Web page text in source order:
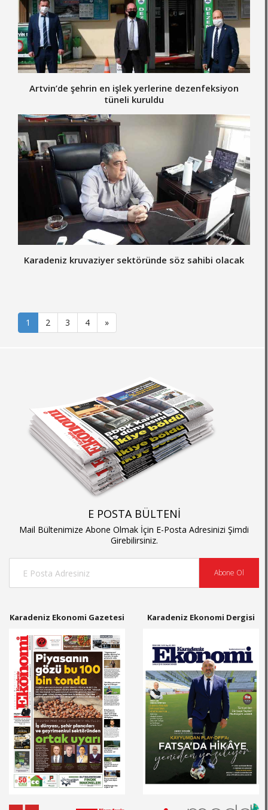
Artvin’de şehrin en işlek yerlerine dezenfeksiyon
tüneli kuruldu
Karadeniz kruvaziyer sektöründe söz sahibi olacak
1 2 3 4 »
E POSTA BÜLTENİ
Mail Bültenimize Abone Olmak İçin E-Posta Adresinizi Şimdi
Girebilirsiniz.
Abone Ol
Karadeniz Ekonomi Gazetesi Karadeniz Ekonomi Dergisi